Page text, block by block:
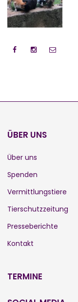
ÜBER UNS
Über uns
Spenden
Vermittlungstiere
Tierschutzzeitung
Presseberichte
Kontakt
TERMINE